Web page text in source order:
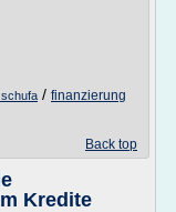
/ finanzierung
Back top
Kredite